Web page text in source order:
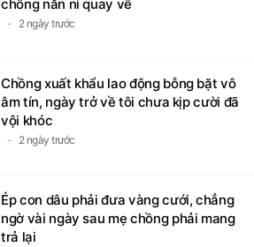
chồng năn nỉ quay về
2 ngày trước
Chồng xuất khẩu lao động bỗng bặt vô
âm tín, ngày trở về tôi chưa kịp cười đã
vội khóc
2 ngày trước
Ép con dâu phải đưa vàng cưới, chẳng
ngờ vài ngày sau mẹ chồng phải mang
trả lại